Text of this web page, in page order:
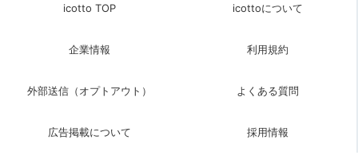
icotto TOP icottoについて
企業情報 利用規約
外部送信（オプトアウト） よくある質問
広告掲載について 採用情報